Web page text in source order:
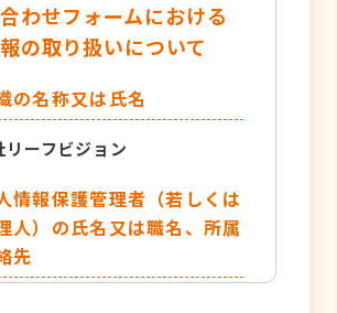
わせフォームにおける
の取り扱いについて
の名称又は氏名
リーフビジョン
情報保護管理者（若しくは
人）の氏名又は職名、所属
先